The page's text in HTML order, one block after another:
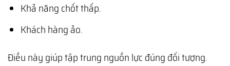
Khả năng chốt thấp.
Khách hàng ảo.
Điều này giúp tập trung nguồn lực đúng đối tượng.